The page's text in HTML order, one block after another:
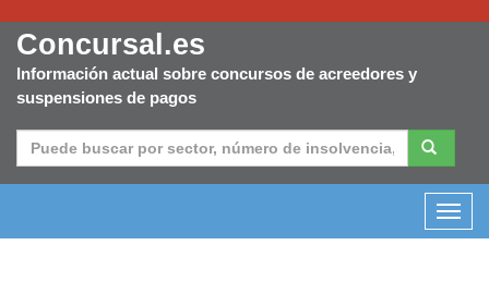
Concursal.es
Información actual sobre concursos de acreedores y
suspensiones de pagos